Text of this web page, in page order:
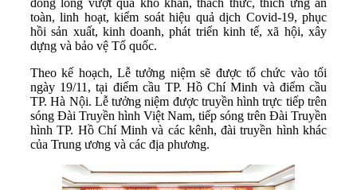
toàn, linh hoạt, kiểm soát hiệu quả dịch Covid-19, phục
hồi sản xuất, kinh doanh, phát triển kinh tế, xã hội, xây
dựng và bảo vệ Tổ quốc.
Theo kế hoạch, Lễ tưởng niệm sẽ được tổ chức vào tối
ngày 19/11, tại điểm cầu TP. Hồ Chí Minh và điểm cầu
TP. Hà Nội. Lễ tưởng niệm được truyền hình trực tiếp trên
sóng Đài Truyền hình Việt Nam, tiếp sóng trên Đài Truyền
hình TP. Hồ Chí Minh và các kênh, đài truyền hình khác
của Trung ương và các địa phương.